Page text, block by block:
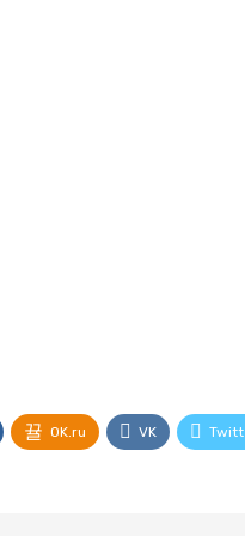
OK.ru VK